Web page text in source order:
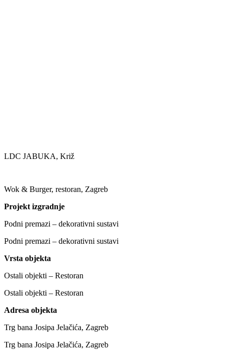
LDC JABUKA, Križ
Wok & Burger, restoran, Zagreb
Projekt izgradnje
Podni premazi – dekorativni sustavi
Podni premazi – dekorativni sustavi
Vrsta objekta
Ostali objekti – Restoran
Ostali objekti – Restoran
Adresa objekta
Trg bana Josipa Jelačića, Zagreb
Trg bana Josipa Jelačića, Zagreb